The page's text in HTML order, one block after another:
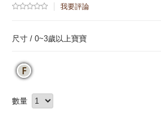
我要評論
尺寸 / 0~3歲以上寶寶
數量